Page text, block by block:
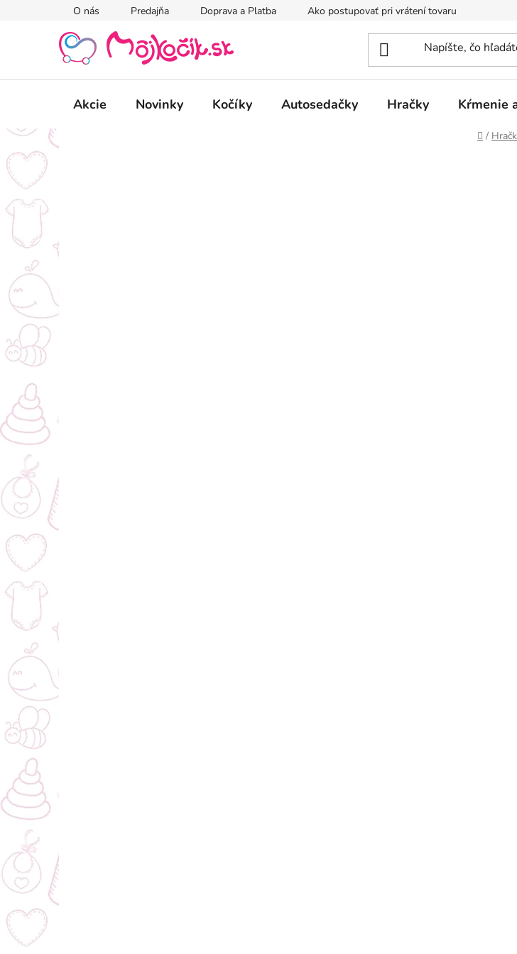
O nás Predajňa Doprava a Platba Ako postupovať pri vrátení tovaru
Akcie Novinky Kočíky Autosedačky Hračky Kŕmenie
Domov
/